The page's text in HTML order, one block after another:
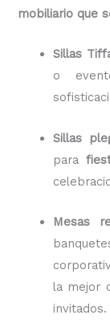
mobiliario que
Sillas
o
Sillas
para
Mesas
la mejor
invitados.